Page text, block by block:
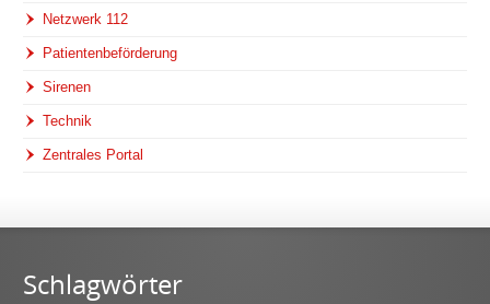
Netzwerk 112
Patientenbeförderung
Sirenen
Technik
Zentrales Portal
Schlagwörter